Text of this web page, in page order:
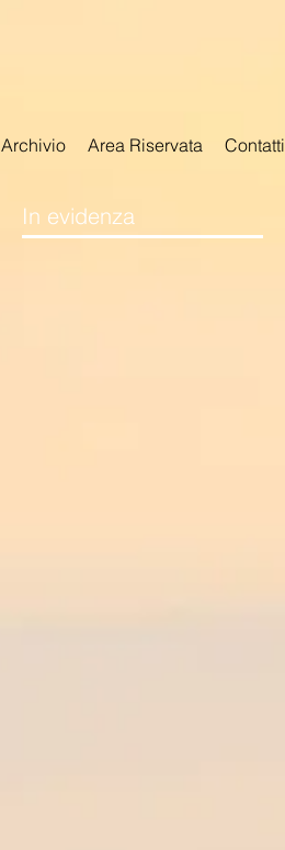
Archivio Area Riservata Contatti
In evidenza